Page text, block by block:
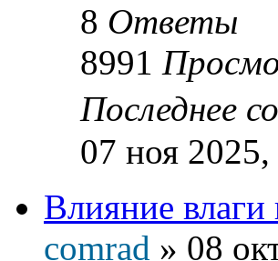
8 Ответы
8991
Последнее
07 ноя
Влияние
comrad » 08